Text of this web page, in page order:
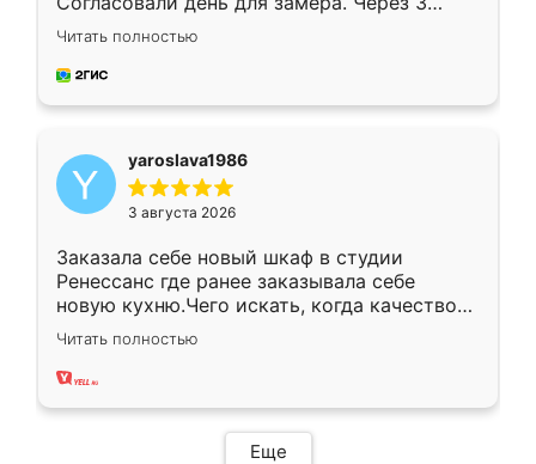
недели кухня была уже готова. Остались
довольны работой. Спасибо Ренессанс
мебель за качественную работу!
Читать полностью
yaroslava1986
3 августа 2026
Заказала себе новый шкаф в студии
Ренессанс где ранее заказывала себе
новую кухню.Чего искать, когда качеством
вполне довольна. Служит кухня уже почти
два года, нареканий нет.
Читать полностью
Еще